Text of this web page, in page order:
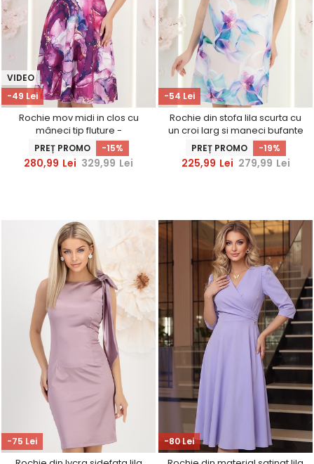
-49 Lei
VIDEO
Rochie mov midi in clos cu
mâneci tip fluture -
StarShinerS
PREȚ PROMO -15%
280,99 Lei 329,99 Lei
-54 Lei
Rochie din stofa lila scurta cu
un croi larg si maneci bufante
- StarShinerS
PREȚ PROMO -19%
225,99 Lei 279,99 Lei
-75 Lei -80 Lei